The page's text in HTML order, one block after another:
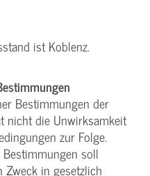
ist Koblenz.
Bestimmungen der
nicht die Unwirksamkeit
zur Folge.
soll
Zweck in gesetzlich